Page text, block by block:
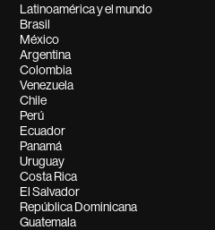
Latinoamérica y el mundo
Brasil
México
Argentina
Colombia
Venezuela
Chile
Perú
Ecuador
Panamá
Uruguay
Costa Rica
El Salvador
República Dominicana
Guatemala